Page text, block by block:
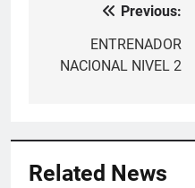
Navegación
Previous:
ENTRENADOR
NACIONAL NIVEL 2
Related News